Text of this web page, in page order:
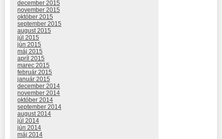
december 2015
november 2015
október 2015
september 2015
august 2015
júl 2015
jún 2015
máj 2015
apríl 2015
marec 2015
február 2015
január 2015
december 2014
november 2014
október 2014
september 2014
august 2014
júl 2014
jún 2014
máj 2014